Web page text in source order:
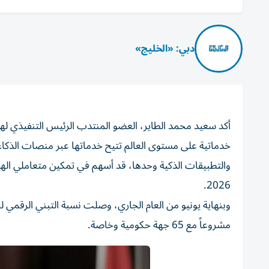
دبي: «الخليج»
أكد سعيد محمد الطاير، العضو المنتدب الرئيس التنفيذي
خدماتية على مستوى العالم تتيح خدماتها عبر منصات الذكاء
2026.
مشروعاً مع 65 جهة حكومية وخاصة.